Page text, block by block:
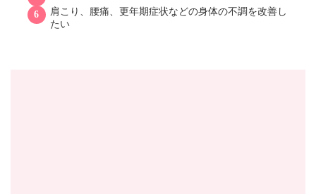
肩こり、腰痛、更年期症状などの身体の不調を改善し
たい